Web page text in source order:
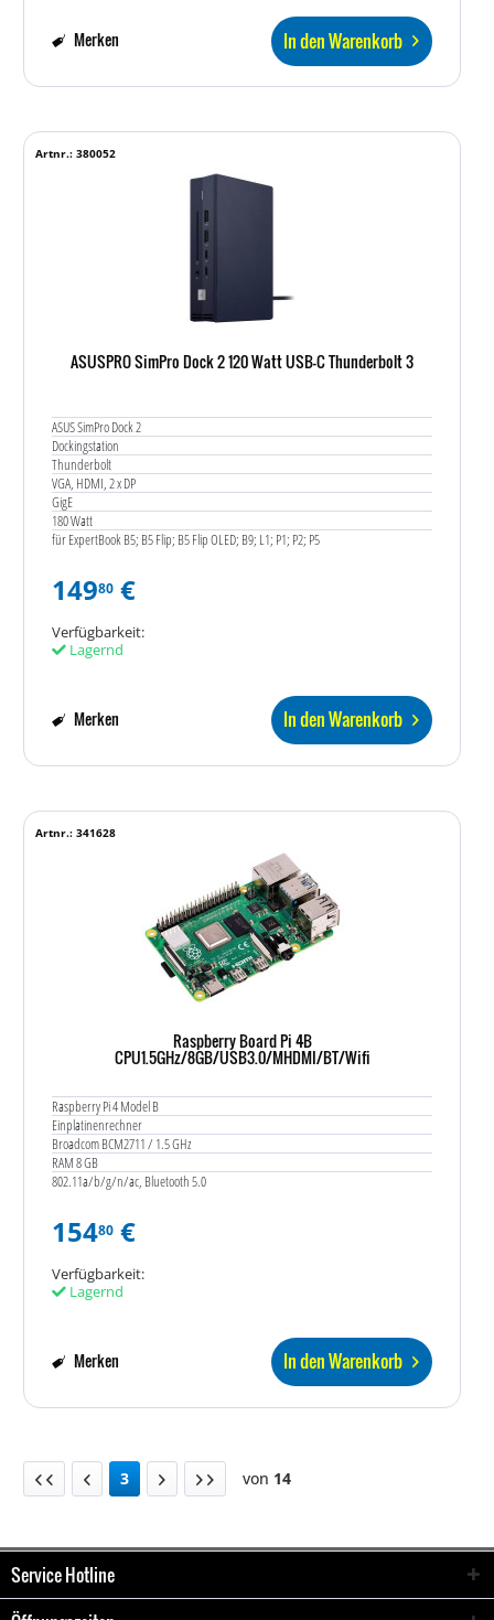
In den Warenkorb
Merken
ASUSPRO SimPro Dock 2 120 Watt USB-C Thunderbolt 3
ASUS SimPro Dock 2
Dockingstation
Thunderbolt
VGA, HDMI, 2 x DP
GigE
180 Watt
für ExpertBook B5; B5 Flip; B5 Flip OLED; B9; L1; P1; P2; P5
Artnr.: 380052
14980 €
Verfügbarkeit:
Lagernd
In den Warenkorb
Merken
Raspberry Board Pi 4B
CPU1.5GHz/8GB/USB3.0/MHDMI/BT/Wifi
Raspberry Pi 4 Model B
Einplatinenrechner
Broadcom BCM2711 / 1.5 GHz
RAM 8 GB
802.11a/b/g/n/ac, Bluetooth 5.0
Artnr.: 341628
15480 €
Verfügbarkeit:
Lagernd
In den Warenkorb
Merken
3 von 14
Service Hotline